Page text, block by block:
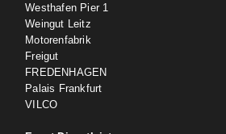
Westhafen Pier 1
Weingut Leitz
Motorenfabrik
Freigut
FREDENHAGEN
Palais Frankfurt
VILCO